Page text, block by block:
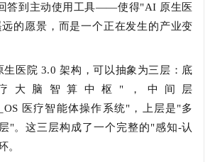
答到主动使用工具——使得"AI 原生医
的愿景，而是一个正在发生的产业变
医院 3.0 架构，可以抽象为三层：底
大脑智算中枢"，中间层
医疗智能体操作系统"，上层是"多
"。这三层构成了一个完整的"感知-认
。